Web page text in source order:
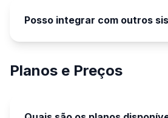
Posso integrar com outros
Planos e Preços